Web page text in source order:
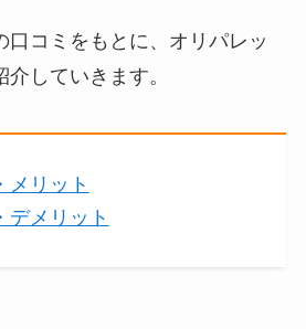
口コミをもとに、オリパレッ
介していきます。
メリット
デメリット